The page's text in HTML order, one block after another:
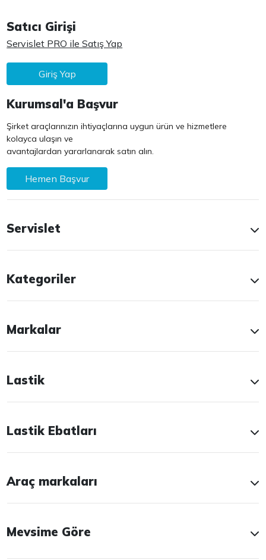
Satıcı Girişi
Servislet PRO ile Satış Yap
Giriş Yap
Kurumsal'a Başvur
Şirket araçlarınızın ihtiyaçlarına uygun ürün ve hizmetlere
kolayca ulaşın ve
avantajlardan yararlanarak satın alın.
Hemen Başvur
Servislet
Kategoriler
Markalar
Lastik
Lastik Ebatları
Araç markaları
Mevsime Göre